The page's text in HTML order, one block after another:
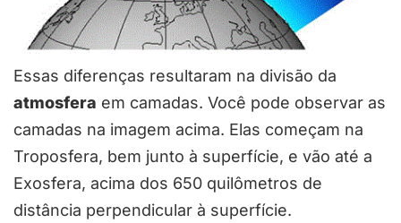
Essas diferenças resultaram na divisão da
atmosfera em camadas. Você pode observar as
camadas na imagem acima. Elas começam na
Troposfera, bem junto à superfície, e vão até a
Exosfera, acima dos 650 quilômetros de
distância perpendicular à superfície.